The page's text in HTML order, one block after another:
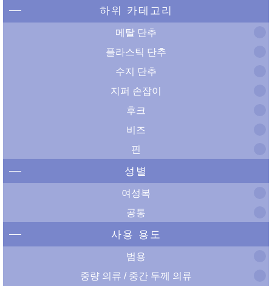
하위 카테고리
메탈 단추
플라스틱 단추
수지 단추
지퍼 손잡이
후크
비즈
핀
성별
여성복
공통
사용 용도
범용
중량 의류 / 중간 두께 의류